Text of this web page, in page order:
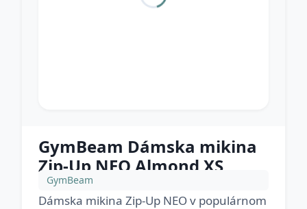
GymBeam Dámska mikina
Zip-Up NEO Almond XS
GymBeam
Dámska mikina Zip-Up NEO v populárnom